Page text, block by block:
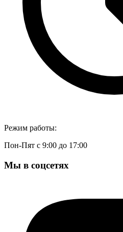
Режим работы:
Пон-Пят с 9:00 до 17:00
Мы в соцсетях